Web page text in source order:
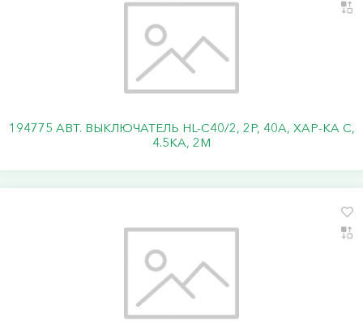
194775 АВТ. ВЫКЛЮЧАТЕЛЬ HL-C40/2, 2P, 40A, ХАР-КА C,
4.5KA, 2M